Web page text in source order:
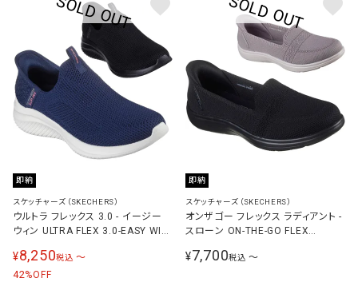
即納
スケッチャーズ（SKECHERS）
ウルトラ フレックス 3.0 - イージー
ウィン ULTRA FLEX 3.0-EASY WIN
¥8,250税込 〜
42%OFF
即納
スケッチャーズ（SKECHERS）
オンザゴー フレックス ラディアント -
スローン ON-THE-GO FLEX
ーカー 138435
¥7,700税込 〜